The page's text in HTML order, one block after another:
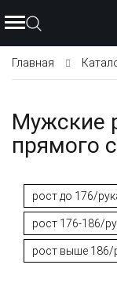
Главная
Мужские
прямого
рост до 176/
рост 176-186/
рост выше 186/